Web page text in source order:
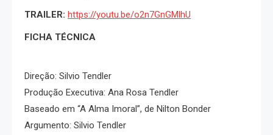
TRAILER: https://youtu.be/o2n7GnGMlhU
FICHA TÉCNICA
Direção: Silvio Tendler
Produção Executiva: Ana Rosa Tendler
Baseado em “A Alma Imoral”, de Nilton Bonder
Argumento: Silvio Tendler